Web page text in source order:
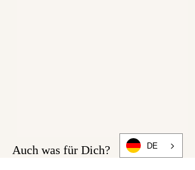
Auch was für Dich? DE